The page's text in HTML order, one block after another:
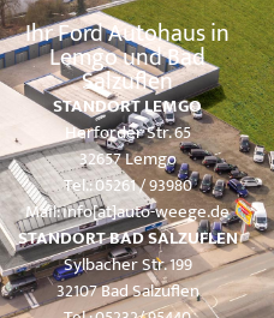
Ihr Ford Autohaus in
Lemgo und Bad
Salzuflen
STANDORT LEMGO
Herforder Str. 65
32657 Lemgo
Tel.: 05261 / 93980
Mail:info[at]auto-weege.de
STANDORT BAD SALZUFLEN
Sylbacher Str. 199
32107 Bad Salzuflen